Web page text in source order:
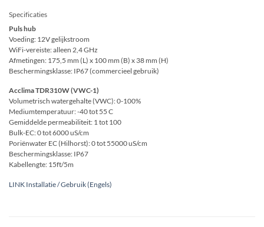
Specificaties
Puls hub
Voeding: 12V gelijkstroom
WiFi-vereiste: alleen 2,4 GHz
Afmetingen: 175,5 mm (L) x 100 mm (B) x 38 mm (H)
Beschermingsklasse: IP67 (commercieel gebruik)
Acclima TDR310W (VWC-1)
Volumetrisch watergehalte (VWC): 0-100%
Mediumtemperatuur: -40 tot 55 C
Gemiddelde permeabiliteit: 1 tot 100
Bulk-EC: 0 tot 6000 uS/cm
Poriënwater EC (Hilhorst): 0 tot 55000 uS/cm
Beschermingsklasse: IP67
Kabellengte: 15ft/5m
LINK Installatie / Gebruik (Engels)